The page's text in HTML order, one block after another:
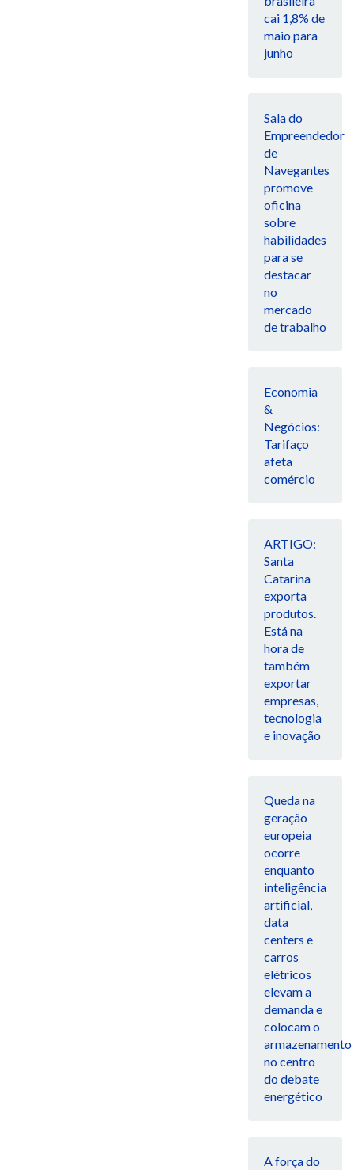
cai 1,8% de
maio para
junho
Sala do
Empreendedor
de
Navegantes
promove
oficina
sobre
habilidades
para se
destacar
no
mercado
de trabalho
Economia
&
Negócios:
Tarifaço
afeta
comércio
ARTIGO:
Santa
Catarina
exporta
produtos.
Está na
hora de
também
exportar
empresas,
tecnologia
e inovação
Queda na
geração
europeia
ocorre
enquanto
inteligência
artificial,
data
centers e
carros
elétricos
elevam a
demanda e
colocam o
armazenamento
no centro
do debate
energético
A força do